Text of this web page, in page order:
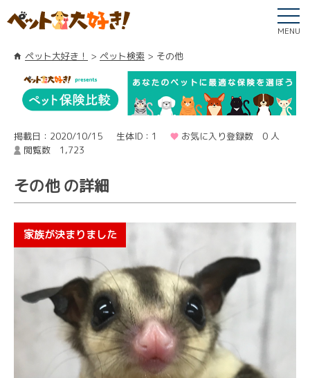
MENU
ペット大好き！ ペット検索 その他
掲載日：2020/10/15 生体ID：1
お気に入り登録数 0 人
閲覧数 1,723
その他 の詳細